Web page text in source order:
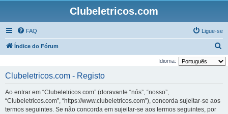
Clubeletricos.com
FAQ Ligue-se
Índice do Fórum
e
Idioma:
Clubeletricos.com - Registo
Ao entrar em “Clubeletricos.com” (doravante “nós”, “nosso”,
“Clubeletricos.com”, “https://www.clubeletricos.com”), concorda sujeitar-se aos
termos seguintes. Se não concorda em sujeitar-se aos termos seguintes, por